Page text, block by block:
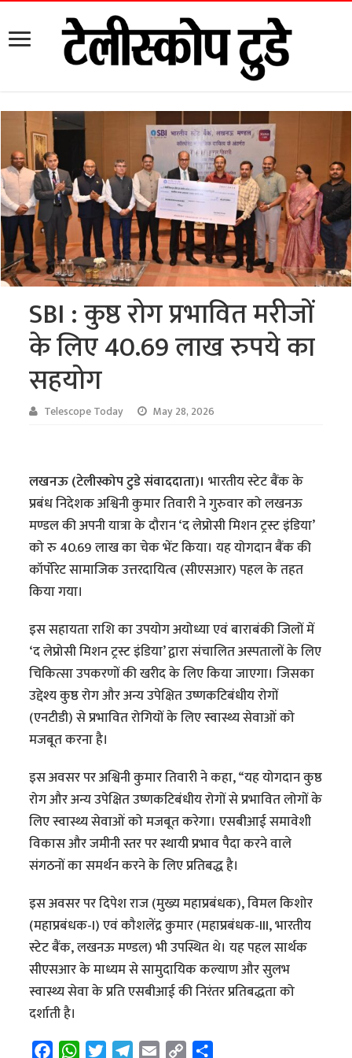
SBI : कुष्ठ रोग प्रभावित मरीजों
के लिए 40.69 लाख रुपये का
सहयोग
Telescope Today May 28, 2026
लखनऊ (टेलीस्कोप टुडे संवाददाता)। भारतीय स्टेट बैंक के
प्रबंध निदेशक अश्विनी कुमार तिवारी ने गुरुवार को लखनऊ
मण्डल की अपनी यात्रा के दौरान ‘द लेप्रोसी मिशन ट्रस्ट इंडिया’
को रु 40.69 लाख का चेक भेंट किया। यह योगदान बैंक की
कॉर्पोरेट सामाजिक उत्तरदायित्व (सीएसआर) पहल के तहत
किया गया।
इस सहायता राशि का उपयोग अयोध्या एवं बाराबंकी जिलों में
‘द लेप्रोसी मिशन ट्रस्ट इंडिया’ द्वारा संचालित अस्पतालों के लिए
चिकित्सा उपकरणों की खरीद के लिए किया जाएगा। जिसका
उद्देश्य कुष्ठ रोग और अन्य उपेक्षित उष्णकटिबंधीय रोगों
(एनटीडी) से प्रभावित रोगियों के लिए स्वास्थ्य सेवाओं को
मजबूत करना है।
इस अवसर पर अश्विनी कुमार तिवारी ने कहा, “यह योगदान कुष्ठ
रोग और अन्य उपेक्षित उष्णकटिबंधीय रोगों से प्रभावित लोगों के
लिए स्वास्थ्य सेवाओं को मजबूत करेगा। एसबीआई समावेशी
विकास और जमीनी स्तर पर स्थायी प्रभाव पैदा करने वाले
संगठनों का समर्थन करने के लिए प्रतिबद्ध है।
इस अवसर पर दिपेश राज (मुख्य महाप्रबंधक), विमल किशोर
(महाप्रबंधक-I) एवं कौशलेंद्र कुमार (महाप्रबंधक-III, भारतीय
स्टेट बैंक, लखनऊ मण्डल) भी उपस्थित थे। यह पहल सार्थक
सीएसआर के माध्यम से सामुदायिक कल्याण और सुलभ
स्वास्थ्य सेवा के प्रति एसबीआई की निरंतर प्रतिबद्धता को
दर्शाती है।
F
W
T
T
E
C